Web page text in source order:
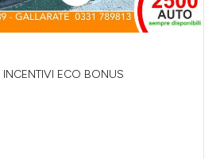
ECO BONUS